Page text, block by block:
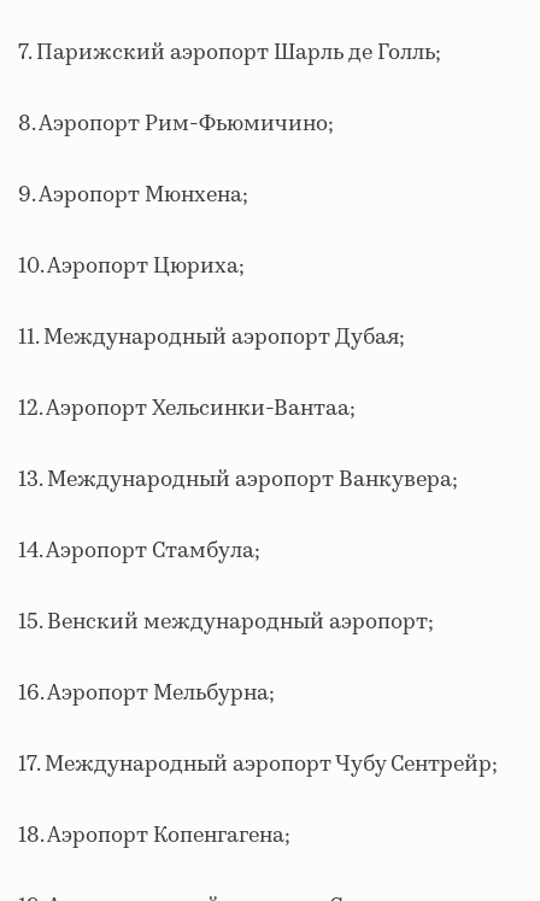
7. Парижский аэропорт Шарль де Голль;
8. Аэропорт Рим-Фьюмичино;
9. Аэропорт Мюнхена;
10. Аэропорт Цюриха;
11. Международный аэропорт Дубая;
12. Аэропорт Хельсинки-Вантаа;
13. Международный аэропорт Ванкувера;
14. Аэропорт Стамбула;
15. Венский международный аэропорт;
16. Аэропорт Мельбурна;
17. Международный аэропорт Чубу Сентрейр;
18. Аэропорт Копенгагена;